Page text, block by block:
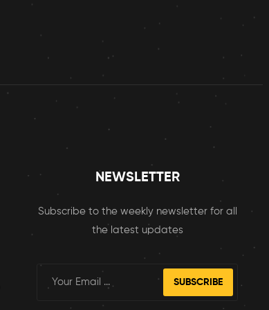
NEWSLETTER
Subscribe to the weekly newsletter for all
the latest updates
SUBSCRIBE